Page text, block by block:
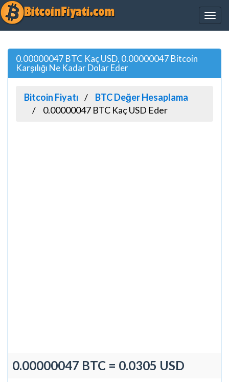
0.00000047 BTC Kaç USD, 0.00000047 Bitcoin
Karşılığı Ne Kadar Dolar Eder
Bitcoin Fiyatı
BTC Değer Hesaplama
0.00000047 BTC Kaç USD Eder
0.00000047 BTC = 0.0305 USD